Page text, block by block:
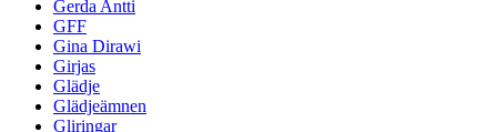
Gerda Antti
GFF
Gina Dirawi
Girjas
Glädje
Glädjeämnen
Gliringar